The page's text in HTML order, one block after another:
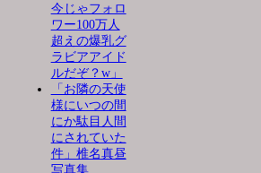
今じゃフォロ
ワー100万人
超えの爆乳グ
ラビアアイド
ルだぞ？w」
「お隣の天使
様にいつの間
にか駄目人間
にされていた
件」椎名真昼
写真集